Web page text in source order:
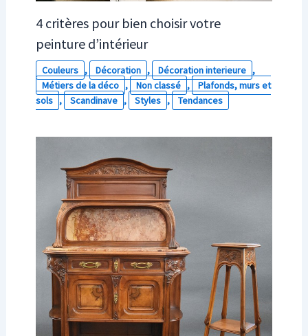
4 critères pour bien choisir votre
peinture d’intérieur
Couleurs , Décoration , Décoration interieure ,
Métiers de la déco , Non classé ,
Plafonds, murs et
sols , Scandinave , Styles , Tendances